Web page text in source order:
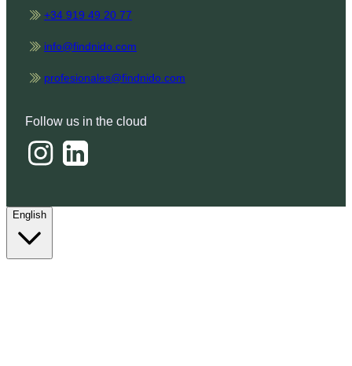
+34 919 49 20 77
info@findnido.com
profesionales@findnido.com
Follow us in the cloud
English